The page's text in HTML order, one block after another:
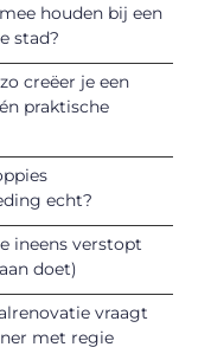
houden bij een
stad?
creëer je een
praktische
echt?
ineens verstopt
doet)
vraagt
met regie